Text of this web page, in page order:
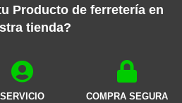
Producto de ferretería en
tienda?
SERVICIO
COMPRA SEGURA